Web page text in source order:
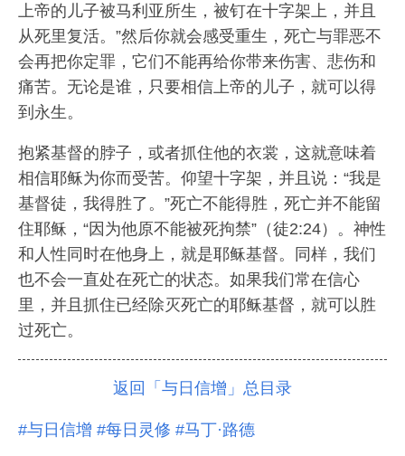
上帝的儿子被马利亚所生，被钉在十字架上，并且
从死里复活。”然后你就会感受重生，死亡与罪恶不
会再把你定罪，它们不能再给你带来伤害、悲伤和
痛苦。无论是谁，只要相信上帝的儿子，就可以得
到永生。
抱紧基督的脖子，或者抓住他的衣裳，这就意味着
相信耶稣为你而受苦。仰望十字架，并且说：“我是
基督徒，我得胜了。”死亡不能得胜，死亡并不能留
住耶稣，“因为他原不能被死拘禁”（徒2:24）。神性
和人性同时在他身上，就是耶稣基督。同样，我们
也不会一直处在死亡的状态。如果我们常在信心
里，并且抓住已经除灭死亡的耶稣基督，就可以胜
过死亡。
返回「与日信增」总目录
#与日信增 #每日灵修 #马丁·路德